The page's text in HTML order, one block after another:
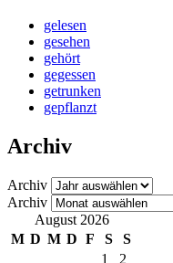
gelesen
gesehen
gehört
gegessen
getrunken
gepflanzt
Archiv
Archiv
Archiv
August 2026
M D M D F S
S
1
2